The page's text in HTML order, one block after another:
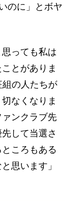
のに」とボヤ
思っても私は
とがありま
組の人たちが
なくなりま
ンクラブ先
して当選さ
ころもある
思います」